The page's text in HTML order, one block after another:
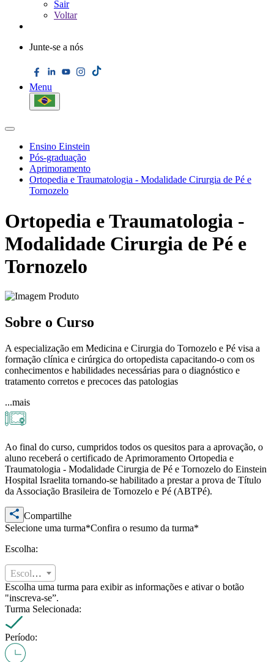
Sair
Voltar
Junte-se a nós
Menu
Ensino Einstein
Pós-graduação
Aprimoramento
Ortopedia e Traumatologia - Modalidade Cirurgia de Pé e
Tornozelo
Ortopedia e Traumatologia -
Modalidade Cirurgia de Pé e
Tornozelo
Sobre o Curso
A especialização em Medicina e Cirurgia do Tornozelo e Pé visa a
formação clínica e cirúrgica do ortopedista capacitando-o com os
conhecimentos e habilidades necessárias para o diagnóstico e
tratamento corretos e precoces das patologias
...mais
Ao final do curso, cumpridos todos os quesitos para a aprovação, o
aluno receberá o certificado de Aprimoramento Ortopedia e
Traumatologia - Modalidade Cirurgia de Pé e Tornozelo do Einstein
Hospital Israelita tornando-se habilitado a prestar a prova de Título
da Associação Brasileira de Tornozelo e Pé (ABTPé).
Compartilhe
Selecione uma turma*Confira o resumo da turma*
Escolha:
Escolha:
Escolha uma turma para exibir as informações e ativar o botão
"inscreva-se”.
Turma Selecionada:
Período: